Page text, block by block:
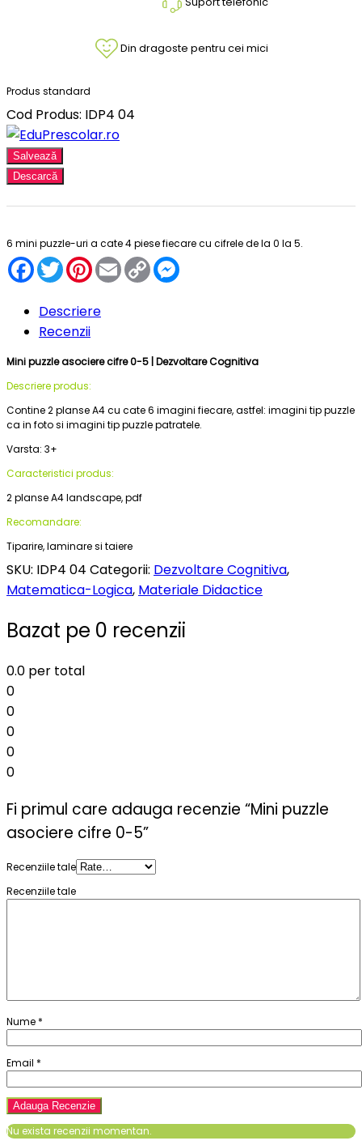
Din dragoste pentru cei mici
Produs standard
Cod Produs: IDP4 04
Salvează
Descarcă
6 mini puzzle-uri a cate 4 piese fiecare cu cifrele de la 0 la 5.
Facebook
TwitterPinterest
EmailCopy
Link
Descriere
Recenzii
Mini puzzle asociere cifre 0-5 | Dezvoltare Cognitiva
Descriere produs:
Contine 2 planse A4 cu cate 6 imagini fiecare, astfel: imagini tip puzzle
ca in foto si imagini tip puzzle patratele.
Varsta: 3+
Caracteristici produs:
2 planse A4 landscape, pdf
Recomandare:
Tiparire, laminare si taiere
SKU: IDP4 04 Categorii: Dezvoltare Cognitiva,
Matematica-Logica, Materiale Didactice
Bazat pe 0 recenzii
0.0 per total
0
0
0
0
0
Fi primul care adauga recenzie “Mini puzzle
asociere cifre 0-5”
Recenziile tale
Recenziile tale
Nume *
Email *
Nu exista recenzii momentan.